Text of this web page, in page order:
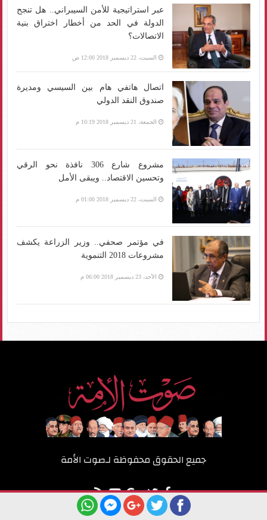
عبر استراتيجية للأمن السيبراني.. هل تنجح
الدولة في الحد من أخطار اختراق بنية
الاتصالات؟
السبت، 22 ديسمبر 2018 12:00 ص
اتصال هاتفي هام بين السيسي ومديرة
صندوق النقد الدولي
الجمعة، 21 ديسمبر 2018 10:19 م
مشروع شارع 306 نافذة نحو الرقي
وتحسين الاقتصاد.. ويبقى الأمل
السبت، 22 ديسمبر 2018 01:00 م
في مؤتمر صحفي.. وزير الزراعة يكشف
مشروعات 2018 التنموية
الأحد، 23 ديسمبر 2018 06:00 م
جميع الحقوق محفوظة لـصوت الأمة